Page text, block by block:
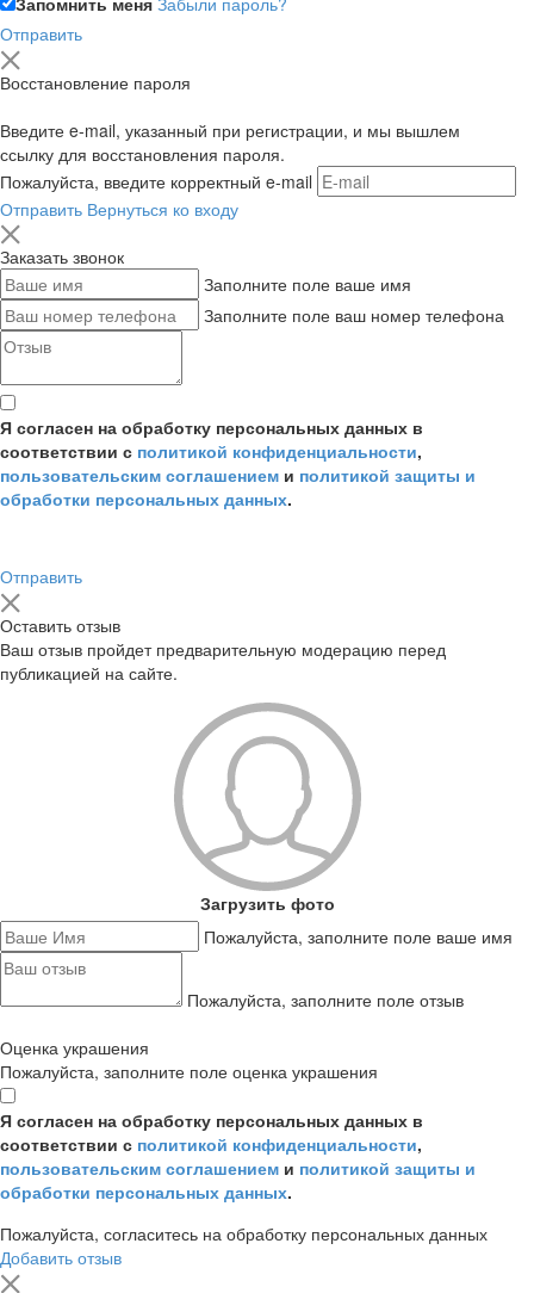
Отправить
Восстановление пароля
Введите e-mail, указанный при регистрации, и мы вышлем
ссылку для восстановления пароля.
Пожалуйста, введите корректный e-mail
Отправить Вернуться ко входу
Заказать звонок
Заполните поле ваше имя
Заполните поле ваш номер телефона
Я согласен на обработку персональных данных в
соответствии с политикой конфиденциальности,
пользовательским соглашением и политикой защиты и
обработки персональных данных.
Отправить
Оставить отзыв
Ваш отзыв пройдет предварительную модерацию перед
публикацией на сайте.
Загрузить фото
Пожалуйста, заполните поле ваше имя
Пожалуйста, заполните поле отзыв
Оценка украшения
Пожалуйста, заполните поле оценка украшения
Я согласен на обработку персональных данных в
соответствии с политикой конфиденциальности,
пользовательским соглашением и политикой защиты и
обработки персональных данных.
Пожалуйста, согласитесь на обработку персональных данных
Добавить отзыв